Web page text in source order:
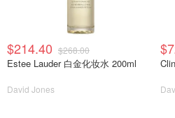
$214.40 $268.00
Estee Lauder 白金化妆水 200ml
David Jones